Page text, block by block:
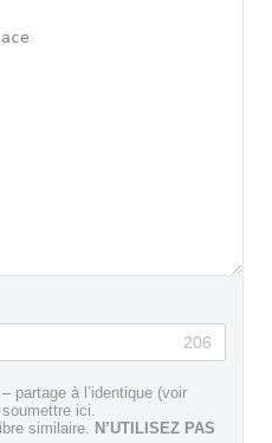
206
partage à l’identique (voir
ici.
similaire. N’UTILISEZ PAS